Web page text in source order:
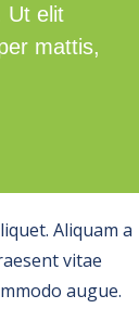
Ut elit
mattis,
Aliquam a
vitae
augue.